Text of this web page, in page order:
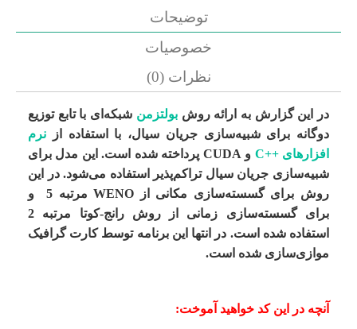
توضیحات
خصوصیات
نظرات (0)
در این گزارش به ارائه روشبولتزمن شبکه‌­ای با تابع توزیع
دوگانه برای شبیه­‌سازی جریان سیال، با استفاده از نرم
افزارهای ++C
و CUDA پرداخته شده ­است. این مدل برای
شبیه‌­سازی جریان سیال تراکم­‌پذیر استفاده می­‌شود. در این
روش برای گسسته­‌سازی مکانی از WENO مرتبه 5 و
برای گسسته­‌سازی زمانی از روش رانج-کوتا مرتبه 2
استفاده شده ­است. در انتها این برنامه توسط کارت گرافیک
موازی‌سازی شده است.
آنچه در این کد خواهید آموخت: